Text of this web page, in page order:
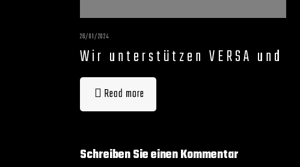
26/01/2024
Wir unterstützen VERSA und
Read more
Schreiben Sie einen Kommentar